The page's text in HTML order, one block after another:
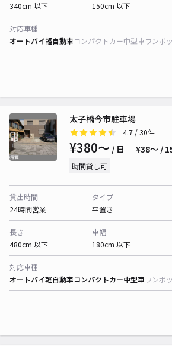
340cm 以下
150cm 以下
対応車種
オートバイ軽自動車コンパクトカー中型車ワンボ
太子橋今市駐車場
4.7 / 30件
¥380〜 / 日 ¥38〜 /
時間貸し可
貸出時間
24時間営業
タイプ
平置き
長さ
480cm 以下
車幅
180cm 以下
対応車種
オートバイ軽自動車コンパクトカー中型車ワンボ